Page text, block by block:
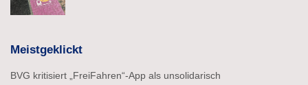
Meistgeklickt
BVG kritisiert „FreiFahren“-App als unsolidarisch